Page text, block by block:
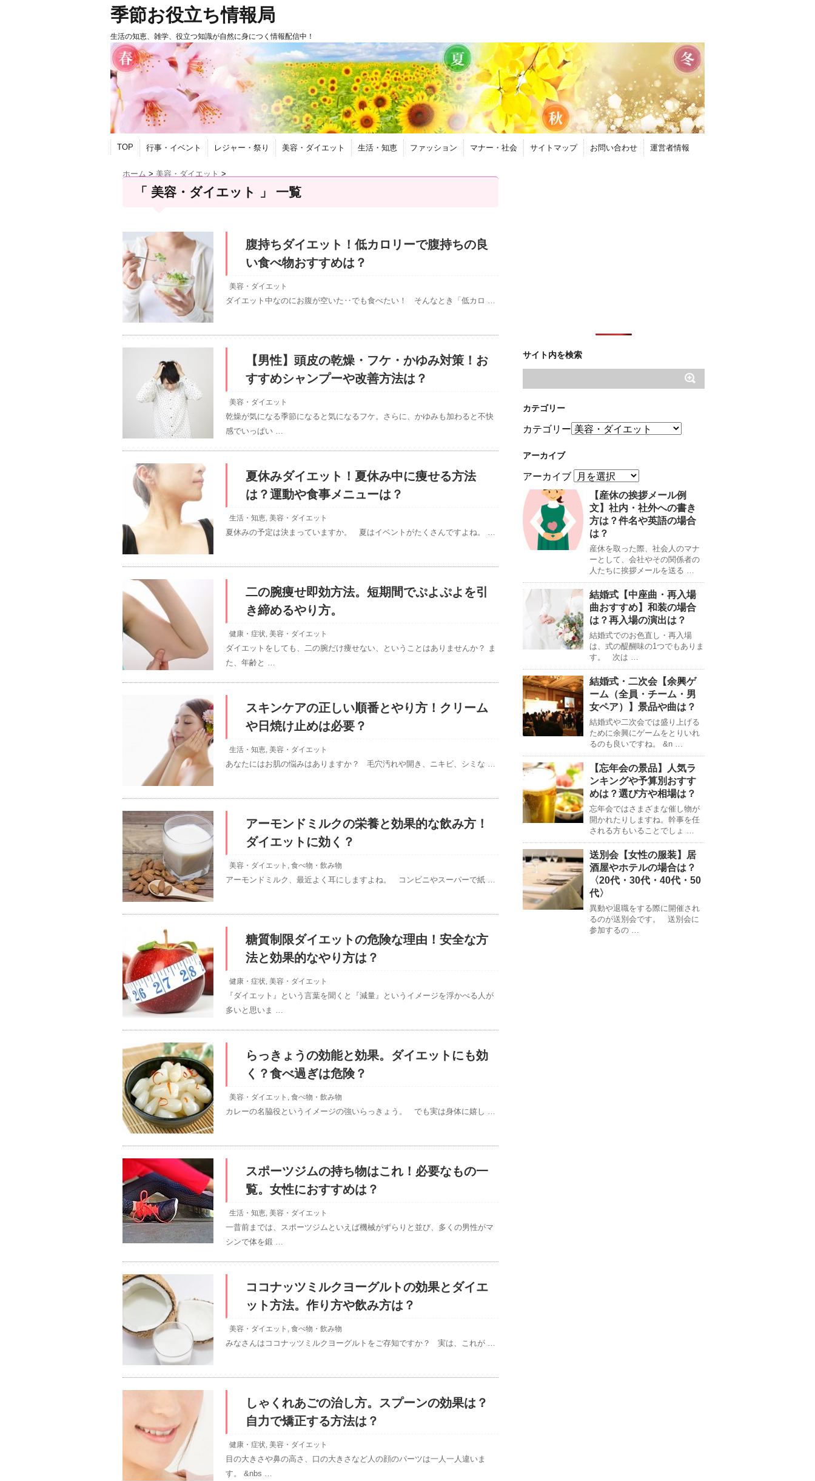
季節お役立ち情報局
生活の知恵、雑学、役立つ知識が自然に身につく情報配信中！
TOP 行事・イベント レジャー・祭り 美容・ダイエット 生活・知恵 ファッション マナー・社会 サイトマップ お問い合わせ 運営者情報
ホーム > 美容・ダイエット >
「 美容・ダイエット 」 一覧
腹持ちダイエット！低カロリーで腹持ちの良
い食べ物おすすめは？
美容・ダイエット
ダイエット中なのにお腹が空いた‥でも食べたい！ そんなとき「低カロ …
【男性】頭皮の乾燥・フケ・かゆみ対策！お
すすめシャンプーや改善方法は？
美容・ダイエット
乾燥が気になる季節になると気になるフケ。さらに、かゆみも加わると不快
感でいっぱい …
夏休みダイエット！夏休み中に痩せる方法
は？運動や食事メニューは？
生活・知恵, 美容・ダイエット
夏休みの予定は決まっていますか。 夏はイベントがたくさんですよね。 …
二の腕痩せ即効方法。短期間でぷよぷよを引
き締めるやり方。
健康・症状, 美容・ダイエット
ダイエットをしても、二の腕だけ痩せない、ということはありませんか？ ま
た、年齢と …
スキンケアの正しい順番とやり方！クリーム
や日焼け止めは必要？
生活・知恵, 美容・ダイエット
あなたにはお肌の悩みはありますか？ 毛穴汚れや開き、ニキビ、シミな …
アーモンドミルクの栄養と効果的な飲み方！
ダイエットに効く？
美容・ダイエット , 食べ物・飲み物
アーモンドミルク、最近よく耳にしますよね。 コンビニやスーパーで紙 …
糖質制限ダイエットの危険な理由！安全な方
法と効果的なやり方は？
健康・症状, 美容・ダイエット
『ダイエット』という言葉を聞くと『減量』というイメージを浮かべる人が
多いと思いま …
らっきょうの効能と効果。ダイエットにも効
く？食べ過ぎは危険？
美容・ダイエット , 食べ物・飲み物
カレーの名脇役というイメージの強いらっきょう。 でも実は身体に嬉し …
スポーツジムの持ち物はこれ！必要なもの一
覧。女性におすすめは？
生活・知恵, 美容・ダイエット
一昔前までは、スポーツジムといえば機械がずらりと並び、多くの男性がマ
シンで体を鍛 …
ココナッツミルクヨーグルトの効果とダイエ
ット方法。作り方や飲み方は？
美容・ダイエット , 食べ物・飲み物
みなさんはココナッツミルクヨーグルトをご存知ですか？ 実は、これが …
しゃくれあごの治し方。スプーンの効果は？
自力で矯正する方法は？
健康・症状, 美容・ダイエット
目の大きさや鼻の高さ、口の大きさなど人の顔のパーツは一人一人違いま
す。 &nbs …
サイト内を検索
カテゴリー
カテゴリー
アーカイブ
アーカイブ
【産休の挨拶メール例
文】社内・社外への書き
方は？件名や英語の場合
は？
産休を取った際、社会人のマナ
ーとして、会社やその関係者の
人たちに挨拶メールを送る …
結婚式【中座曲・再入場
曲おすすめ】和装の場合
は？再入場の演出は？
結婚式でのお色直し・再入場
は、式の醍醐味の1つでもありま
す。 次は …
結婚式・二次会【余興ゲ
ーム（全員・チーム・男
女ペア）】景品や曲は？
結婚式や二次会では盛り上げる
ために余興にゲームをとりいれ
るのも良いですね。 &n …
【忘年会の景品】人気ラ
ンキングや予算別おすす
めは？選び方や相場は？
忘年会ではさまざまな催し物が
開かれたりしますね。幹事を任
される方もいることでしょ …
送別会【女性の服装】居
酒屋やホテルの場合は？
〈20代・30代・40代・50
代〉
異動や退職をする際に開催され
るのが送別会です。 送別会に
参加するの …